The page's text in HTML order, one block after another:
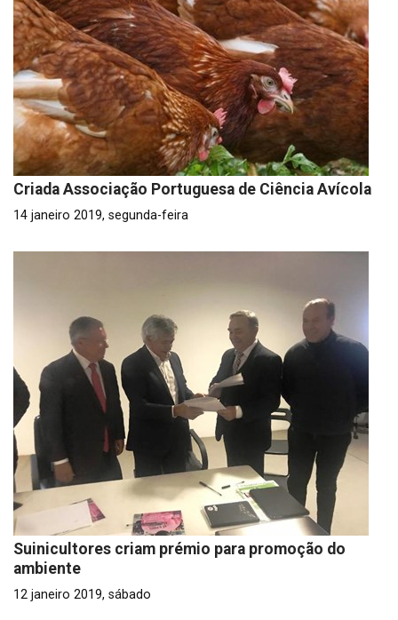
Criada Associação Portuguesa de Ciência Avícola
14 janeiro 2019, segunda-feira
Suinicultores criam prémio para promoção do
ambiente
12 janeiro 2019, sábado